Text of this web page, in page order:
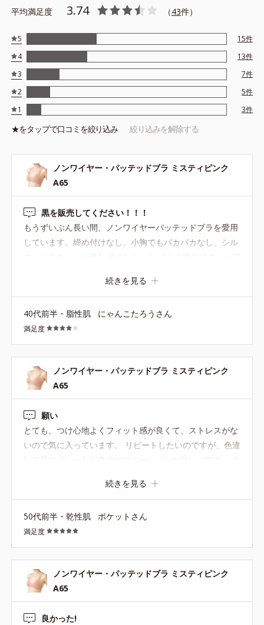
平均満足度 3.74 （43件）
5 15件
4
13件
3
7件
2
5件
1
3件
★をタップで口コミを絞り込み 絞り込みを解除する
ノンワイヤー・パッテッドブラ ミスティピンク
A65
黒を販売してください！！！
もうずいぶん長い間、ノンワイヤーパッテッドブラを愛用
しています。締め付けなし、小胸でもパカパカなし、シル
へたるのが早くなったような…。そこはちょっと残念で
す。 そして、みなさん、クチコミで書いていらっしゃいま
すが、オルビスさん！どうか黒を出してください！！黒が
あれば、大概のショーツの黒と合わせられるんです！！(肌
色や、ピンクは色みのバリエーションありすぎて、だいた
い合わないです…) エブリラショーツの黒とも合わせられ
るし…。無理だったら、今のミスティピンクと色のあうエ
ブリラショーツを出していただくとか… オルビスさん、ど
続きを見る
40代前半・脂性肌 にゃんこたろうさん
満足度
ノンワイヤー・パッテッドブラ ミスティピンク
A65
願い
とても、つけ心地よくフィット感が良くて、ストレスがな
いので気に入っています。 リピートしたいのですが、色違
続きを見る
50代前半・乾性肌 ポケットさん
満足度
ノンワイヤー・パッテッドブラ ミスティピンク
A65
良かった!